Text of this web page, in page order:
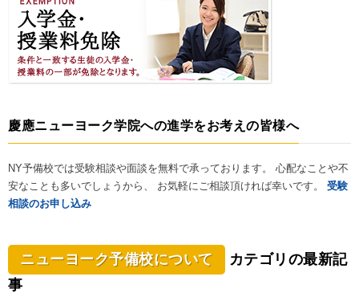
慶應ニューヨーク学院への進学をお考えの皆様へ
NY予備校では受験相談や面談を無料で承っております。 心配なことや不
安なことも多いでしょうから、 お気軽にご相談頂ければ幸いです。 受験
相談のお申し込み
ニューヨーク予備校について
カテゴリの最新記
事